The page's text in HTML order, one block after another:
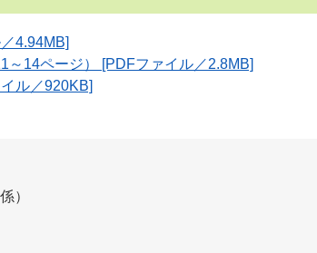
4.94MB]
～14ページ） [PDFファイル／2.8MB]
ル／920KB]
）